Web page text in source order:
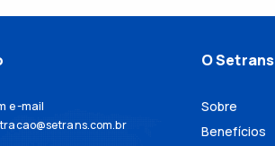
e-mail
O Setrans
Sobre
Benefícios